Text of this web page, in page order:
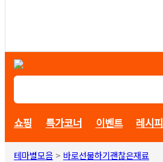
쇼핑 특가코너 이벤트 레시피
테마별모음> 바로선물하기괜찮은재료